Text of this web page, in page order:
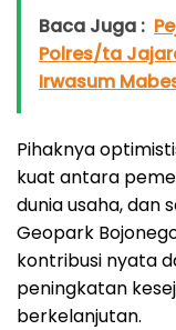
Baca Juga :
Polres/ta
Irwasum
Pihaknya
kuat antara
dunia usaha, dan
Geopark
kontribusi nyata
peningkatan
berkelanjutan.